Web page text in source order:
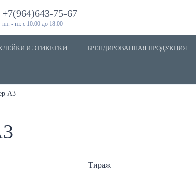
+7(964)643-75-67
пн. - пт. с 10:00 до 18:00
И ЭТИКЕТКИ БРЕНДИРОВАННАЯ ПРОДУКЦИЯ
А3
Тираж